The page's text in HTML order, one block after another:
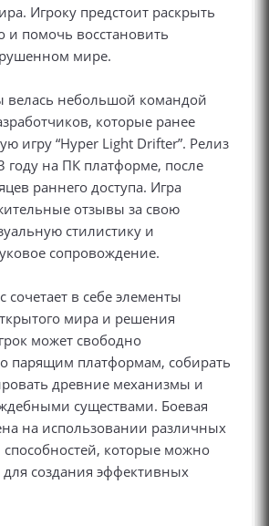
Игроку предстоит раскрыть
и помочь восстановить
мире.
велась небольшой командой
которые ранее
игру “Hyper Light Drifter”. Релиз
году на ПК платформе, после
раннего доступа. Игра
отзывы за свою
стилистику и
сопровождение.
сочетает в себе элементы
мира и решения
может свободно
парящим платформам, собирать
древние механизмы и
существами. Боевая
на использовании различных
которые можно
создания эффективных